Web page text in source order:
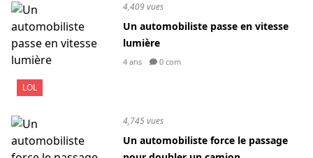
LOL
4,409 vues
Un automobiliste passe en vitesse
lumière
4 ans 0 com
4,745 vues
Un automobiliste force le passage